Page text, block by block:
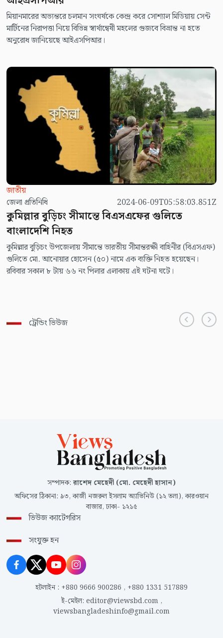
মিয়ানমারের অভ্যন্তরে চলমান সংঘর্ষকে কেন্দ্র করে সোশ্যাল মিডিয়ায় সেন্ট
মার্টিনের নিরাপত্তা নিয়ে বিভিন্ন স্বার্থান্বেষী মহলের গুজবে বিভ্রান্ত না হতে
অনুরোধ জানিয়েছে আইএসপিআর।
জাতীয়
জেলা প্রতিনিধি
2024-06-09T05:58:03.851Z
কুমিল্লার বুড়িচং সীমান্তে বিএসএফের গুলিতে
বাংলাদেশি নিহত
কুমিল্লার বুড়িচং উপজেলায় সীমান্তে ভারতীয় সীমান্তরক্ষী বাহিনীর (বিএসএফ)
গুলিতে মো. আনোয়ার হোসেন (৫০) নামে এক ব্যক্তি নিহত হয়েছেন।
রবিবার সকাল ৮ টায় ৬৬ নং পিলার এলাকায় এই ঘটনা ঘটে।
ট্রেন্ডিং ভিউজ
সম্পাদক:রাশেদ মেহেদী (মো. মেহেদী হাসান)
অফিসের ঠিকানা: ৯৩, কাজী নজরুল ইসলাম অ্যাভিনিউ (১২ তলা), কারওয়ান
বাজার, ঢাকা- ১২১৫
ভিউজ ক্যাটেগরিস
সংযুক্ত হন
হটলাইন : +880 9666 900286 , +880 1331 517889
ই-মেইল: editor@viewsbd.com,
viewsbangladeshinfo@gmail.com